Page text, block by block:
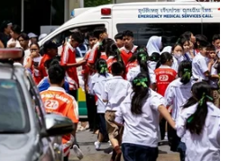
Trump thu về hơn
một sự kiện gây